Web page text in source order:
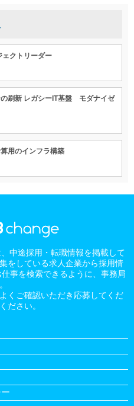
ェクトリーダー
の刷新 レガシーIT基盤 モダナイゼ
用のインフラ構築
中途採用・転職情報を掲載して
をしている求人企業から採用情
事を検索できるように、事務局
くご確認いただき応募してくだ
ださい。